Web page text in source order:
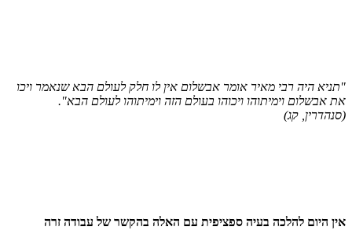
היה רבי מאיר אומר אבשלום אין לו חלק לעולם הבא שנאמר ויכו
אבשלום וימיתוהו ויכוהו בעולם הזה וימיתוהו לעולם הבא".
קג)
היום להלכה בעיה ספציפית עם האלה בהקשר של עבודה זרה